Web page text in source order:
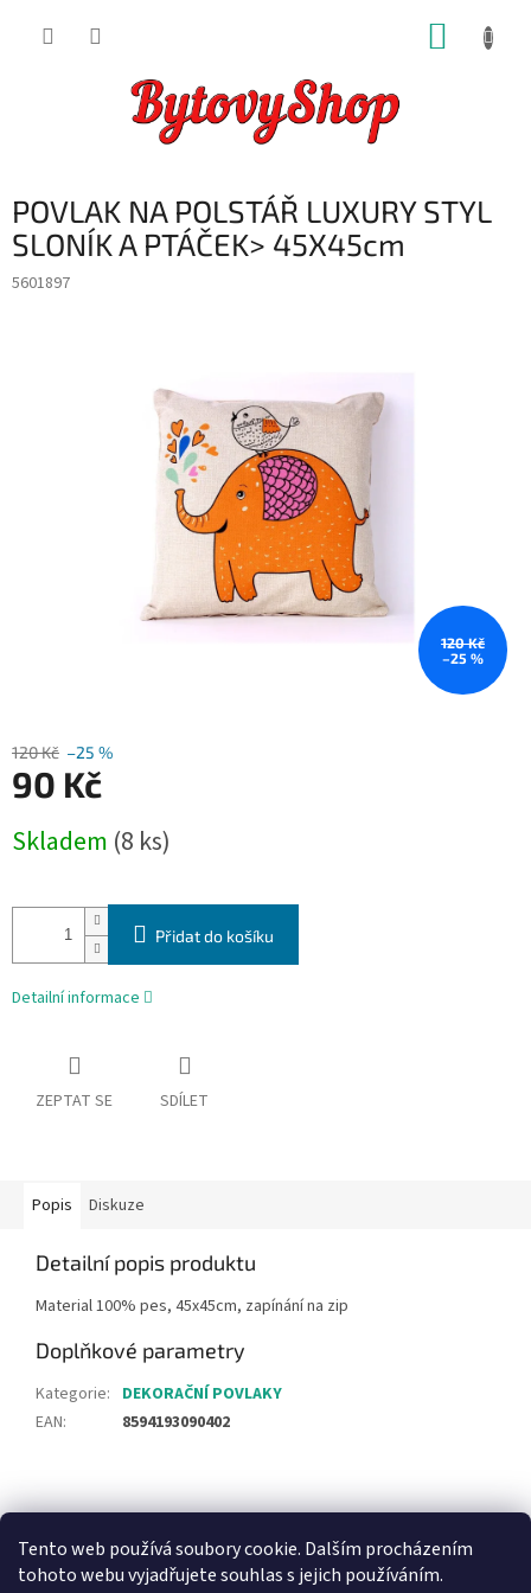
Tento web používá soubory cookie. Dalším procházením
tohoto webu vyjadřujete souhlas s jejich používáním.
POVLAK NA POLSTÁŘ LUXURY STYL
SLONÍK A PTÁČEK> 45X45cm
5601897
120 Kč
–25 %
120 Kč –25 %
90 Kč
cena:
Skladem (8 ks)
Přidat do košíku
Detailní informace
ZEPTAT SE SDÍLET
Popis Diskuze
Detailní popis produktu
Material 100% pes, 45x45cm, zapínání na zip
Doplňkové parametry
Kategorie: DEKORAČNÍ POVLAKY
EAN: 8594193090402
á